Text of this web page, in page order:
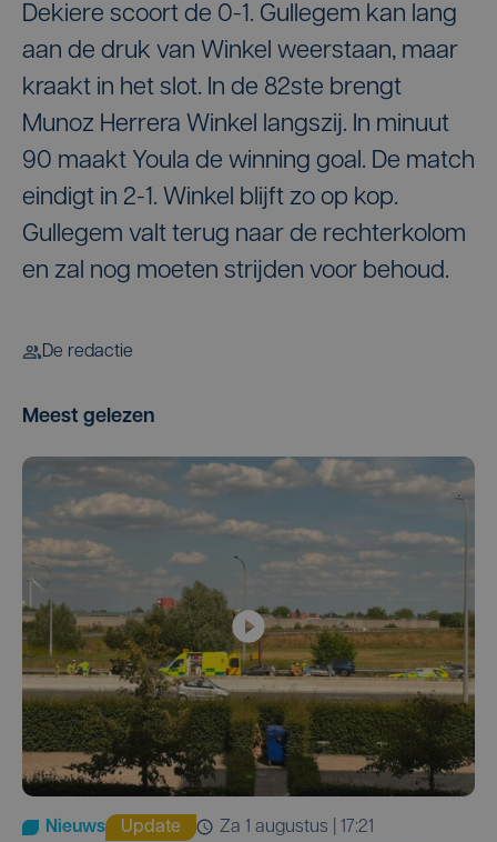
Dekiere scoort de 0-1. Gullegem kan lang
aan de druk van Winkel weerstaan, maar
kraakt in het slot. In de 82ste brengt
Munoz Herrera Winkel langszij. In minuut
90 maakt Youla de winning goal. De match
eindigt in 2-1. Winkel blijft zo op kop.
Gullegem valt terug naar de rechterkolom
en zal nog moeten strijden voor behoud.
De redactie
Meest gelezen
Nieuws Update
za 1 augustus | 17:21